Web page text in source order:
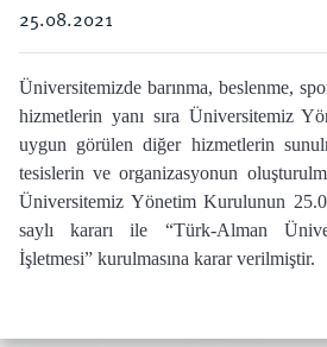
25.08.2021
Üniversitemizde barınma, beslenme,
hizmetlerin yanı sıra Üniversitemiz
uygun görülen diğer hizmetlerin
tesislerin ve organizasyonun
Üniversitemiz Yönetim Kurulunun
saylı kararı ile “Türk-Alman
İşletmesi” kurulmasına karar verilmiştir.